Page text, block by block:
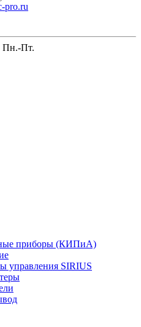
pro.ru
Пн.-Пт.
приборы (КИПиА)
управления SIRIUS